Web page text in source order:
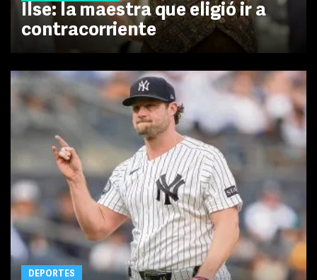
Ilse: la maestra que eligió ir a
contracorriente
DEPORTES